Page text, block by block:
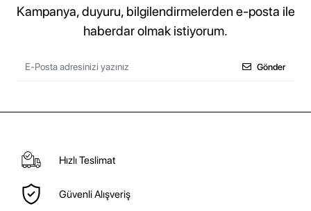
Kampanya, duyuru, bilgilendirmelerden e-posta ile
haberdar olmak istiyorum.
Gönder
Hızlı Teslimat
Güvenli Alışveriş